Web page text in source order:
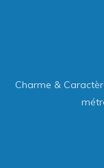
Charme &